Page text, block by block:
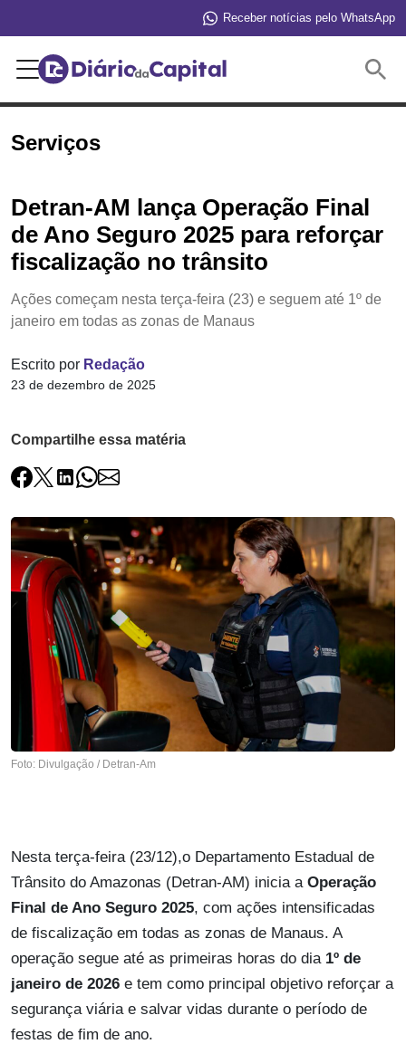
Receber notícias pelo WhatsApp
Serviços
Detran-AM lança Operação Final
de Ano Seguro 2025 para reforçar
fiscalização no trânsito
Ações começam nesta terça-feira (23) e seguem até 1º de
janeiro em todas as zonas de Manaus
Escrito por Redação
23 de dezembro de 2025
Compartilhe essa matéria
Foto: Divulgação / Detran-Am
Nesta terça-feira (23/12),o Departamento Estadual de
Trânsito do Amazonas (Detran-AM) inicia a Operação
Final de Ano Seguro 2025, com ações intensificadas
de fiscalização em todas as zonas de Manaus. A
operação segue até as primeiras horas do dia 1º de
janeiro de 2026 e tem como principal objetivo reforçar a
segurança viária e salvar vidas durante o período de
festas de fim de ano.